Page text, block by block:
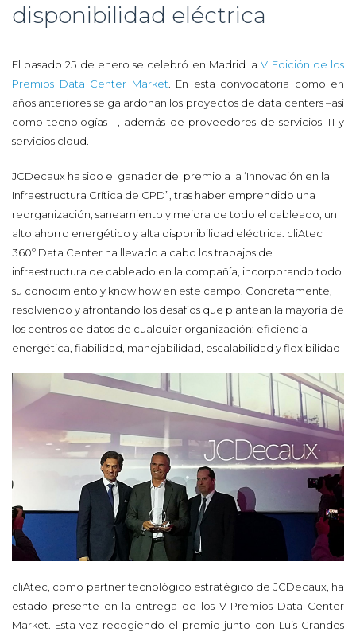
disponibilidad eléctrica
El pasado 25 de enero se celebró en Madrid laV Edición de los
Premios Data Center Market . En esta convocatoria como en
años anteriores se galardonan los proyectos de data centers –así
como tecnologías– , además de proveedores de servicios TI y
servicios cloud.
JCDecaux ha sido el ganador del premio a la ‘Innovación en la
Infraestructura Crítica de CPD”, tras haber emprendido una
reorganización, saneamiento y mejora de todo el cableado, un
alto ahorro energético y alta disponibilidad eléctrica. cliAtec
360º Data Center ha llevado a cabo los trabajos de
infraestructura de cableado en la compañía, incorporando todo
su conocimiento y know how en este campo. Concretamente,
resolviendo y afrontando los desafíos que plantean la mayoría de
los centros de datos de cualquier organización: eficiencia
energética, fiabilidad, manejabilidad, escalabilidad y flexibilidad
cliAtec, como partner tecnológico estratégico de JCDecaux, ha
estado presente en la entrega de los V Premios Data Center
Market. Esta vez recogiendo el premio junto con Luis Grandes